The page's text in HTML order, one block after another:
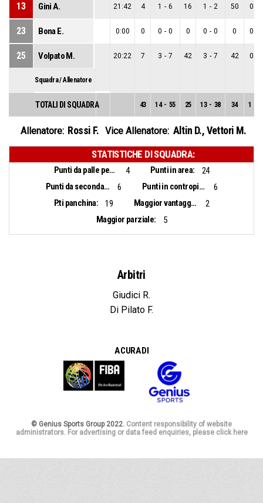
13 Gini A. 21:42 4 1 - 6 16 1 - 2 50 0
23 Bona E. 0:00 0 0 - 0 0 0 - 0 0 0
25 Volpato M. 20:22 7 3 - 7 42 3 - 7 42 0
Squadra / Allenatore
TOTALI DI SQUADRA 43 14 - 55 25 13 - 38 34 1
Allenatore: Rossi F. Vice Allenatore: Altin D.,Vettori M.
STATISTICHE DI SQUADRA:
Punti da palle perse: 4 Punti in area:
24
Punti da seconda opportunità:
6 Punti in contropiede:
6
P.ti panchina:
19 Maggior vantaggio:
2
Maggior parziale:
5
Arbitri
Giudici R.
Di Pilato F.
A CURA DI
© Genius Sports Group 2022. Content responsibility of website
administrators. For advertising or data feed enquiries, please click here